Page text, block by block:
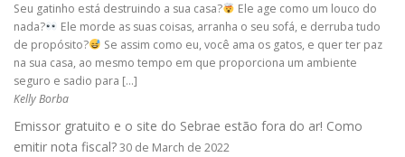
Seu gatinho está destruindo a sua casa?
Ele age como um louco do
nada?
Ele morde as suas coisas, arranha o seu sofá, e derruba tudo
de propósito?
Se assim como eu, você ama os gatos, e quer ter paz
na sua casa, ao mesmo tempo em que proporciona um ambiente
seguro e sadio para […]
Kelly Borba
Emissor gratuito e o site do Sebrae estão fora do ar! Como
emitir nota fiscal?30 de March de 2022